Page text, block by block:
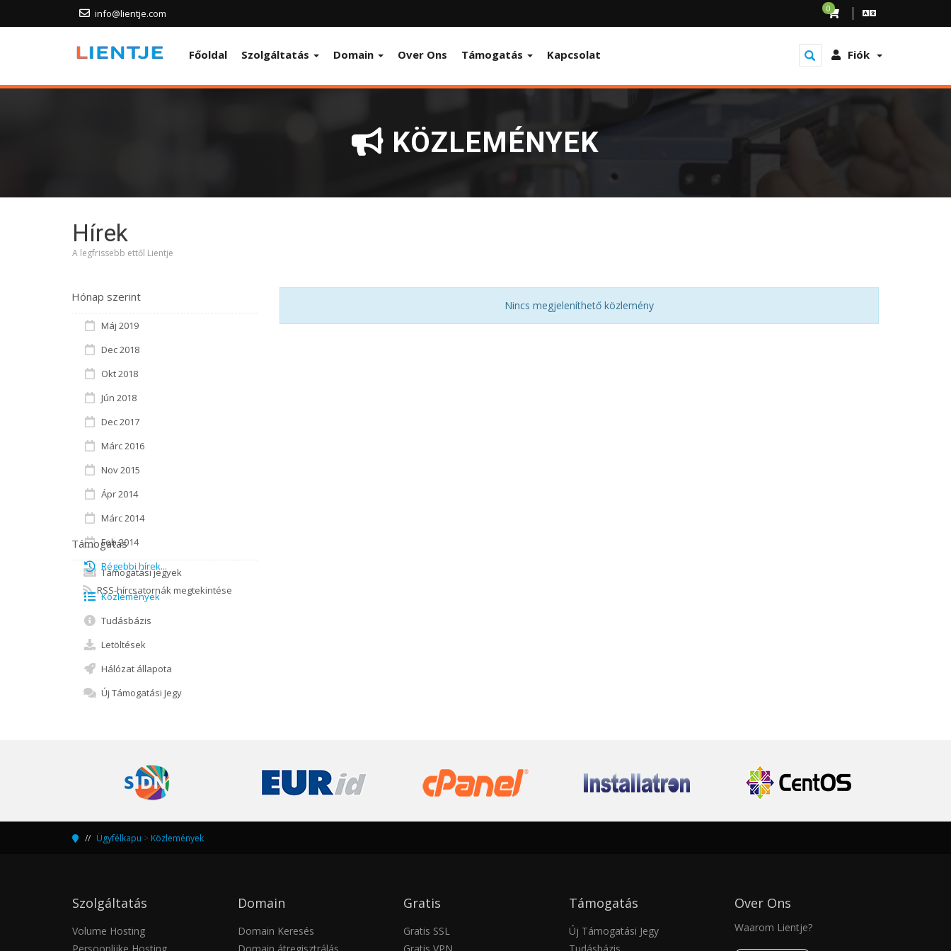
info@lientje.com 0
Fiók
Főoldal Szolgáltatás Domain Over Ons Támogatás Kapcsolat
KÖZLEMÉNYEK
Hírek
A legfrissebb ettől Lientje
Hónap szerint
Máj 2019
Dec 2018
Okt 2018
Jún 2018
Dec 2017
Márc 2016
Nov 2015
Ápr 2014
Márc 2014
Feb 2014
Régebbi hírek...
RSS-hírcsatornák megtekintése
Nincs megjeleníthető közlemény
Támogatás
Támogatási jegyek
Közlemények
Tudásbázis
Letöltések
Hálózat állapota
Új Támogatási Jegy
Ügyfélkapu > Közlemények
Szolgáltatás
Volume Hosting
Domain
Domain Keresés
Gratis
Gratis SSL
Támogatás
Új Támogatási Jegy
Over Ons
Waarom Lientje?